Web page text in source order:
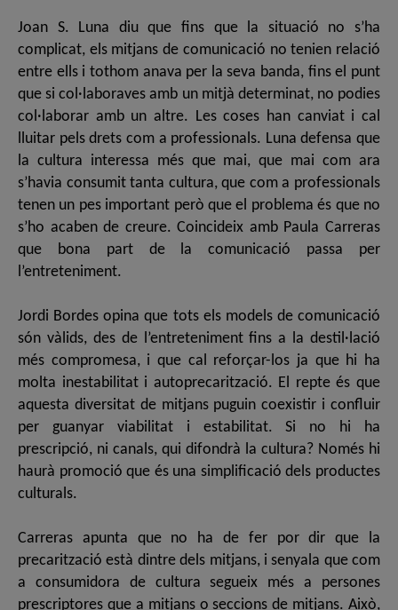
Joan S. Luna diu que fins que la situació no s’ha
complicat, els mitjans de comunicació no tenien relació
entre ells i tothom anava per la seva banda, fins el punt
que si col·laboraves amb un mitjà determinat, no podies
col·laborar amb un altre. Les coses han canviat i cal
lluitar pels drets com a professionals. Luna defensa que
la cultura interessa més que mai, que mai com ara
s’havia consumit tanta cultura, que com a professionals
tenen un pes important però que el problema és que no
s’ho acaben de creure. Coincideix amb Paula Carreras
que bona part de la comunicació passa per
l’entreteniment.
Jordi Bordes opina que tots els models de comunicació
són vàlids, des de l’entreteniment fins a la destil·lació
més compromesa, i que cal reforçar-los ja que hi ha
molta inestabilitat i autoprecarització. El repte és que
aquesta diversitat de mitjans puguin coexistir i confluir
per guanyar viabilitat i estabilitat. Si no hi ha
prescripció, ni canals, qui difondrà la cultura? Només hi
haurà promoció que és una simplificació dels productes
culturals.
Carreras apunta que no ha de fer por dir que la
precarització està dintre dels mitjans, i senyala que com
a consumidora de cultura segueix més a persones
prescriptores que a mitjans o seccions de mitjans. Això,